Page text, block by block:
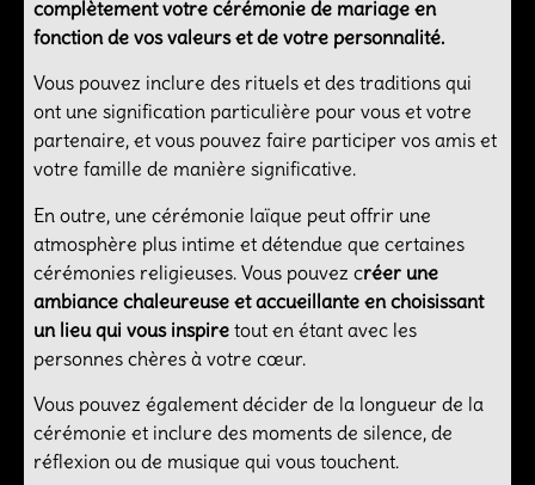
complètement votre cérémonie de mariage en
fonction de vos valeurs et de votre personnalité.
Vous pouvez inclure des rituels et des traditions qui
ont une signification particulière pour vous et votre
partenaire, et vous pouvez faire participer vos amis et
votre famille de manière significative.
En outre, une cérémonie laïque peut offrir une
atmosphère plus intime et détendue que certaines
cérémonies religieuses. Vous pouvez créer une
ambiance chaleureuse et accueillante en choisissant
un lieu qui vous inspire tout en étant avec les
personnes chères à votre cœur.
Vous pouvez également décider de la longueur de la
cérémonie et inclure des moments de silence, de
réflexion ou de musique qui vous touchent.